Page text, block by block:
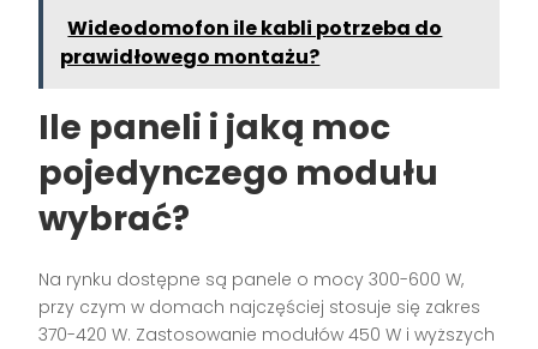
Wideodomofon ile kabli potrzeba do
prawidłowego montażu?
Ile paneli i jaką moc
pojedynczego modułu
wybrać?
Na rynku dostępne są panele o mocy 300-600 W,
przy czym w domach najczęściej stosuje się zakres
370-420 W. Zastosowanie modułów 450 W i wyższych